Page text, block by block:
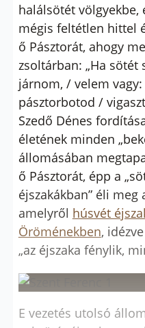
halálsötét völgyekbe,
mégis feltétlen hittel
ő Pásztorát, ahogy
zsoltárban: „Ha sötét
járnom, / velem
pásztorbotod /
Szedő Dénes
életének minden
állomásában
ő Pásztorát, épp a
éjszakákban” éli meg
amelyről húsvét
Öröménekben,
„az éjszaka fénylik,
E vezetés utolsó